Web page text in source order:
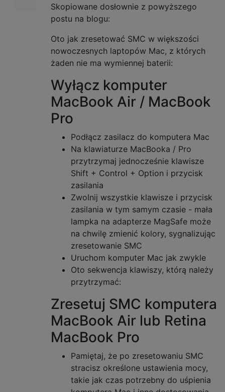
Skopiowane dosłownie z powyższego
postu na blogu:
Oto jak zresetować SMC w większości
nowoczesnych laptopów Mac, z których
żaden nie ma wymiennej baterii:
Wyłącz komputer
MacBook Air / MacBook
Pro
Podłącz zasilacz do komputera Mac
Na klawiaturze MacBooka / Pro
przytrzymaj jednocześnie klawisze
Shift + Control + Option i przycisk
zasilania
Zwolnij wszystkie klawisze i przycisk
zasilania w tym samym czasie - mała
lampka na adapterze MagSafe może
na chwilę zmienić kolory, sygnalizując
zresetowanie SMC
Uruchom komputer Mac jak zwykle
Oto sekwencja klawiszy, którą należy
przytrzymać:
Zresetuj SMC komputera
MacBook Air lub Retina
MacBook Pro
Pamiętaj, że po zresetowaniu SMC
stracisz określone ustawienia mocy,
takie jak czas potrzebny do uśpienia